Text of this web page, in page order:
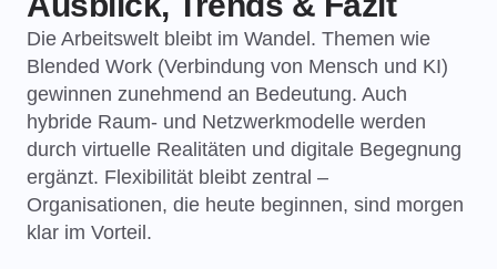
Die Arbeitswelt bleibt im Wandel. Themen wie
Blended Work (Verbindung von Mensch und KI)
gewinnen zunehmend an Bedeutung. Auch
hybride Raum- und Netzwerkmodelle werden
durch virtuelle Realitäten und digitale Begegnung
ergänzt. Flexibilität bleibt zentral –
Organisationen, die heute beginnen, sind morgen
klar im Vorteil.